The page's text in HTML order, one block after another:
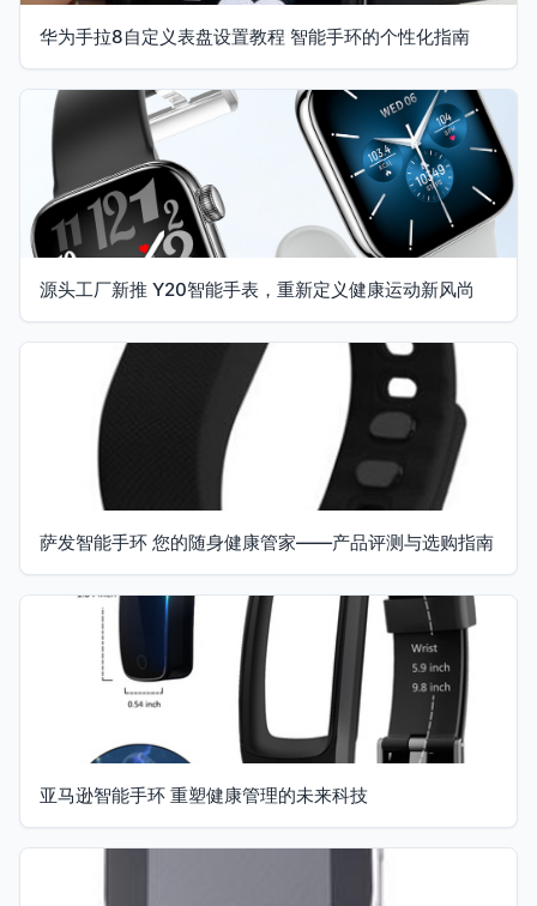
华为手拉8自定义表盘设置教程 智能手环的个性化指南
源头工厂新推 Y20智能手表，重新定义健康运动新风尚
萨发智能手环 您的随身健康管家——产品评测与选购指南
亚马逊智能手环 重塑健康管理的未来科技